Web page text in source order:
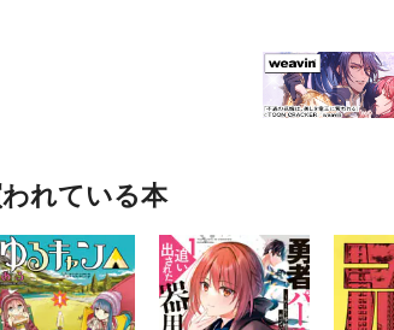
れている本